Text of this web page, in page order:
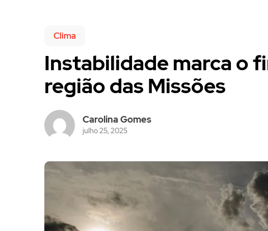
Clima
Instabilidade marca o
região das Missões
Carolina Gomes
julho 25, 2025